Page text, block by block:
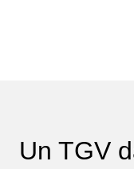
Un TGV